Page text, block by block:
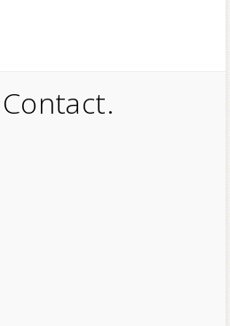
Contact.